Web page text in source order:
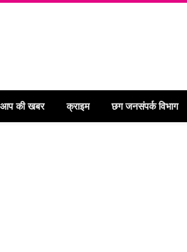
आप की खबर क्राइम छग जनसंपर्क विभाग